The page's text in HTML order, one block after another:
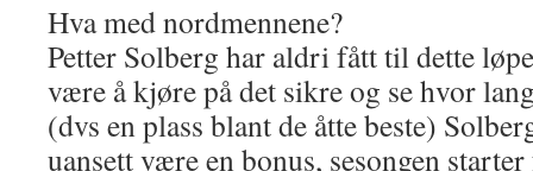
Hva med nordmennene?
Petter Solberg har aldri fått til dette
være å kjøre på det sikre og se hvor
(dvs en plass blant de åtte beste)
uansett være en bonus, sesongen